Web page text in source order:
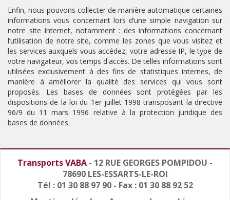
Enfin, nous pouvons collecter de manière automatique certaines
informations vous concernant lors d’une simple navigation sur
notre site Internet, notamment : des informations concernant
l’utilisation de notre site, comme les zones que vous visitez et
les services auxquels vous accédez, votre adresse IP, le type de
votre navigateur, vos temps d'accès. De telles informations sont
utilisées exclusivement à des fins de statistiques internes, de
manière à améliorer la qualité des services qui vous sont
proposés. Les bases de données sont protégées par les
dispositions de la loi du 1er juillet 1998 transposant la directive
96/9 du 11 mars 1996 relative à la protection juridique des
bases de données.
Transports VABA - 12 RUE GEORGES POMPIDOU -
78690 LES-ESSARTS-LE-ROI
Tél : 01 30 88 97 90 - Fax : 01 30 88 92 52